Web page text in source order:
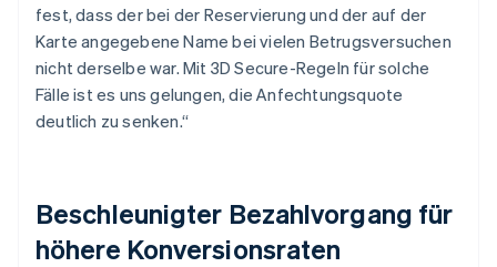
fest, dass der bei der Reservierung und der auf der
Karte angegebene Name bei vielen Betrugsversuchen
nicht derselbe war. Mit 3D Secure-Regeln für solche
Fälle ist es uns gelungen, die Anfechtungsquote
deutlich zu senken.“
Beschleunigter Bezahlvorgang für
höhere Konversionsraten